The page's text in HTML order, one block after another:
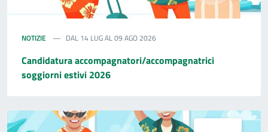
NOTIZIE DAL 14 LUG AL 09 AGO 2026
Candidatura accompagnatori/accompagnatrici
soggiorni estivi 2026